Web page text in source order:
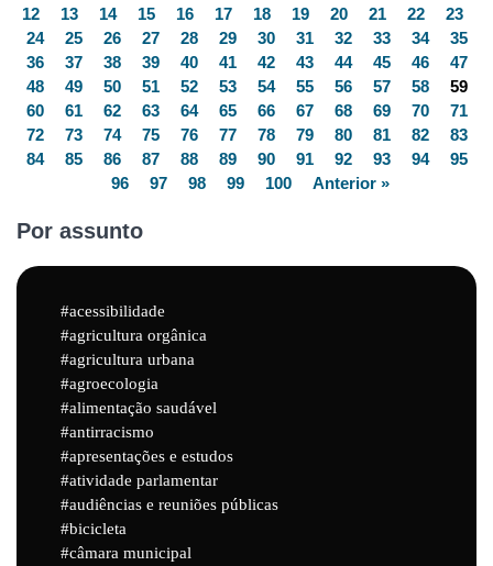
12
13 14 15 16 17 18 19 20 21 22
23
24
25 26 27 28 29 30 31 32 33 34
35
36
37 38 39 40 41 42 43 44 45 46
47
48
49 50 51 52 53 54 55 56 57 58
59
60
61 62 63 64 65 66 67 68 69 70
71
72
73 74 75 76 77 78 79 80 81 82
83
84
85 86 87 88 89 90 91 92 93 94
95
96
97 98 99 100 Anterior »
Por assunto
acessibilidade
agricultura orgânica
agricultura urbana
agroecologia
alimentação saudável
antirracismo
apresentações e estudos
atividade parlamentar
audiências e reuniões públicas
bicicleta
câmara municipal